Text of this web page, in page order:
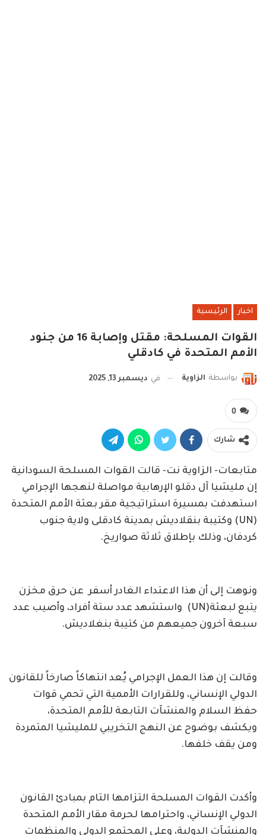
اخبار الرئيسية
القوات المسلحة: مقتل وإصابة 16 من جنود
الأمم المتحدة في كادقلي
بواسطة الزاوية في ديسمبر 13, 2025
0
شارك
متابعات- الزاوية نت- قالت القوات المسلحة السودانية
إن مليشيا آل دقلو الإرهابية مواصلة لنهجها الإجرامي
استهدفت بمسيرة استراتيجية مقر بعثة الأمم المتحدة
(UN) وكتيبة بنقلاديش بمدينة كادقلى ولاية جنوب
كردفان، وذلك بإطلاق ثلاثة صواريخ.
ونوهت إلى أن هذا الاعتداء الغادر أسفر عن حرق مخزن
يتبع لبعثة(UN) واستشهد عدد ستة أفراد، وأصيب عدد
سبعة آخرون جميعهم من كتيبة بنغلاديش.
وقالت إن هذا العمل الإجرامي يُعد انتهاكاً صارخاً للقانون
الدولي الإنساني، وللقرارات الأممية التي تحمي قوات
حفظ السلام والمنشآت التابعة للأمم المتحدة،
ويكشف بوضوح عن النهج التخريبي للمليشيا المتمردة
ومن يقف خلفها.
وأكدت القوات المسلحة التزامها التام بمبادئ القانون
الدولي الإنساني، واحترامها لحرمة مقار الأمم المتحدة
والمنشآت الدولية، وعلى المجتمع الدولي والمنظمات